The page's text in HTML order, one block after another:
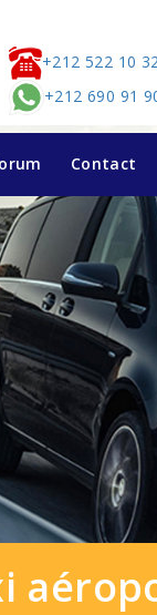
+212 522 10
+212 690 91
Contact